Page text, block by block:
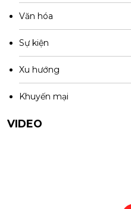
Văn hóa
Sự kiện
Xu hướng
Khuyến mại
VIDEO